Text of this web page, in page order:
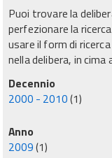
Puoi trovare la
perfezionare la
usare il form di
nella delibera, in cima
Decennio
2000 - 2010(1)
Anno
2009(1)